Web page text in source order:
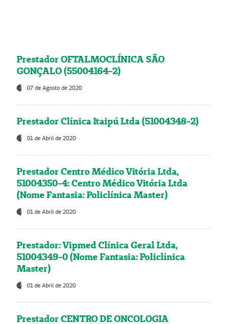
Prestador OFTALMOCLÍNICA SÃO
GONÇALO (55004164-2)
07 de Agosto de 2020
Prestador Clínica Itaipú Ltda (51004348-2)
01 de Abril de 2020
Prestador Centro Médico Vitória Ltda,
51004350-4: Centro Médico Vitória Ltda
(Nome Fantasia: Policlínica Master)
01 de Abril de 2020
Prestador: Vipmed Clínica Geral Ltda,
51004349-0 (Nome Fantasia: Policlínica
Master)
01 de Abril de 2020
Prestador CENTRO DE ONCOLOGIA